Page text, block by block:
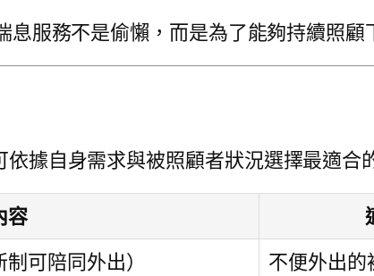
息服務不是偷懶，而是為了能夠持續照顧
據自身需求與被照顧者狀況選擇最適合
容
可陪同外出） 不便外出的